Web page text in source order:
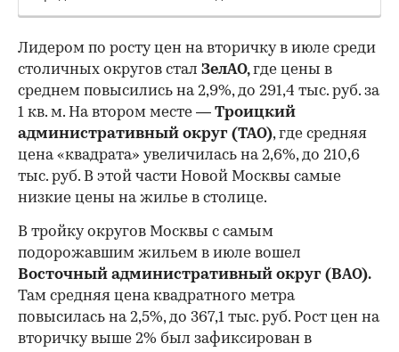
Лидером по росту цен на вторичку в июле среди
столичных округов стал ЗелАО,где цены в
среднем повысились на 2,9%, до 291,4 тыс. руб. за
1 кв. м. На втором месте — Троицкий
административный округ (ТАО), где средняя
цена «квадрата» увеличилась на 2,6%, до 210,6
тыс. руб. В этой части Новой Москвы самые
низкие цены на жилье в столице.
В тройку округов Москвы с самым
подорожавшим жильем в июле вошел
Восточный административный округ (ВАО).
Там средняя цена квадратного метра
повысилась на 2,5%, до 367,1 тыс. руб. Рост цен на
вторичку выше 2% был зафиксирован в